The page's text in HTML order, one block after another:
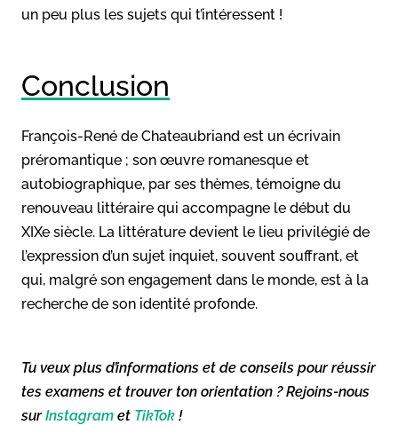
un peu plus les sujets qui t’intéressent !
Conclusion
François-René de Chateaubriand est un écrivain
préromantique ; son œuvre romanesque et
autobiographique, par ses thèmes, témoigne du
renouveau littéraire qui accompagne le début du
XIXe siècle. La littérature devient le lieu privilégié de
l’expression d’un sujet inquiet, souvent souffrant, et
qui, malgré son engagement dans le monde, est à la
recherche de son identité profonde.
Tu veux plus d’informations et de conseils pour réussir
tes examens et trouver ton orientation ? Rejoins-nous
surInstagram et TikTok !